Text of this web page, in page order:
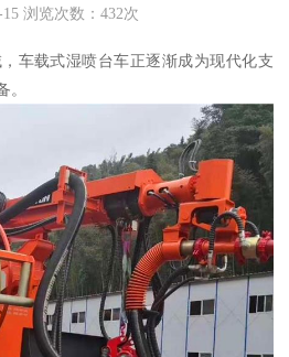
浏览次数： 432次
车载式湿喷台车正逐渐成为现代化支
。